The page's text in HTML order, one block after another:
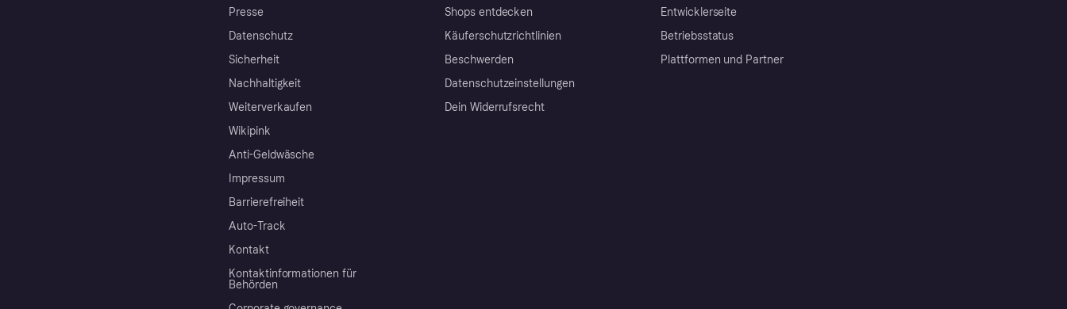
Presse
Datenschutz
Sicherheit
Nachhaltigkeit
Weiterverkaufen
Wikipink
Anti-Geldwäsche
Impressum
Barrierefreiheit
Auto-Track
Kontakt
Kontaktinformationen für
Behörden
Shops entdecken
Käuferschutzrichtlinien
Beschwerden
Datenschutzeinstellungen
Dein Widerrufsrecht
Entwicklerseite
Betriebsstatus
Plattformen und Partner